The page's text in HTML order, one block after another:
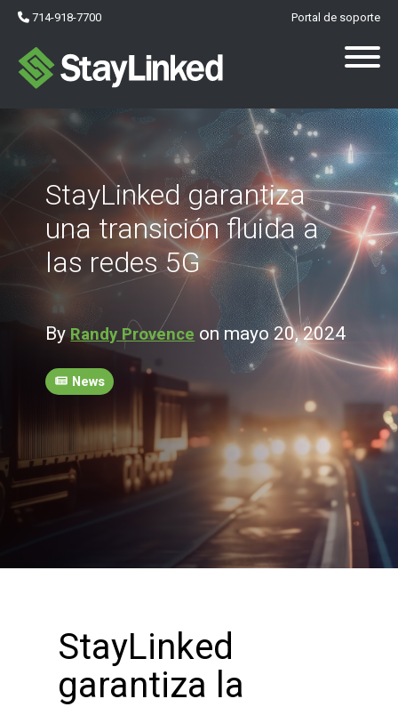
714-918-7700 Portal de soporte
StayLinked garantiza
una transición fluida a
las redes 5G
ByRandy Provence on mayo 20, 2024
News
StayLinked
garantiza la